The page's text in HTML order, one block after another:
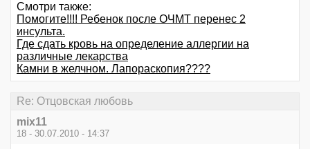
Смотри также:
Помогите!!!! Ребенок после ОЧМТ перенес 2
инсульта.
Где сдать кровь на определение аллергии на
различные лекарства
Камни в желчном. Лапораскопия????
Re: Отцовская любовь
mix11
18 - 30.07.2010 - 14:37